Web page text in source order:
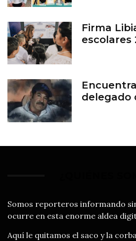
Firma
escolares
delegado
Somos reporteros informando
ocurre en esta enorme aldea
Aquí le quitamos el saco y la